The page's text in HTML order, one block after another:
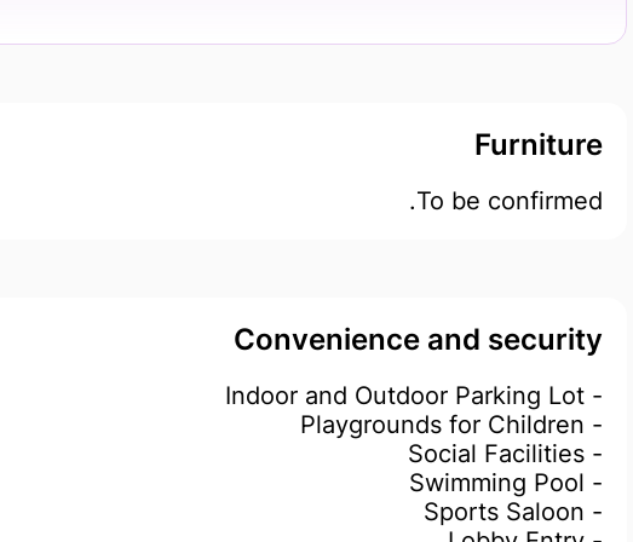
Furniture
To be confirmed.
Convenience and security
- Indoor and Outdoor Parking Lot
- Playgrounds for Children
- Social Facilities
- Swimming Pool
- Sports Saloon